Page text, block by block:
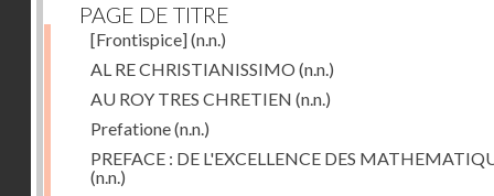
PAGE DE TITRE
[Frontispice](n.n.)
AL RE CHRISTIANISSIMO (n.n.)
AU ROY TRES CHRETIEN (n.n.)
Prefatione(n.n.)
PREFACE : DE L'EXCELLENCE DES
(n.n.)